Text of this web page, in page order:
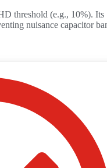
threshold (e.g., 10%). Its
nuisance capacitor